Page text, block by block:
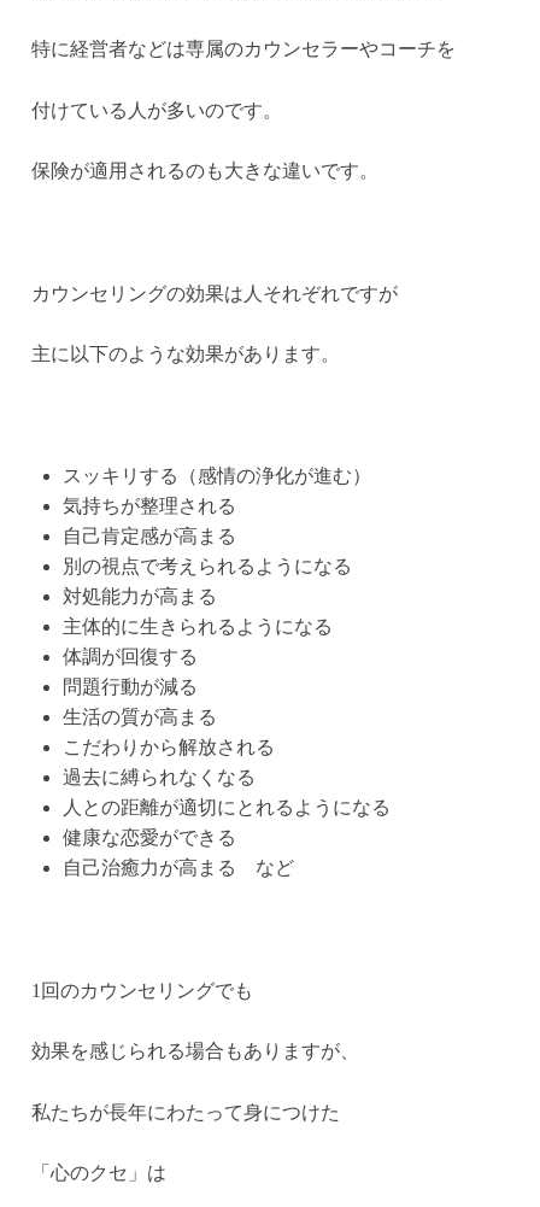
特に経営者などは専属のカウンセラーやコーチを
付けている人が多いのです。
保険が適用されるのも大きな違いです。
カウンセリングの効果は人それぞれですが
主に以下のような効果があります。
スッキリする（感情の浄化が進む）
気持ちが整理される
自己肯定感が高まる
別の視点で考えられるようになる
対処能力が高まる
主体的に生きられるようになる
体調が回復する
問題行動が減る
生活の質が高まる
こだわりから解放される
過去に縛られなくなる
人との距離が適切にとれるようになる
健康な恋愛ができる
自己治癒力が高まる など
1回のカウンセリングでも
効果を感じられる場合もありますが、
私たちが長年にわたって身につけた
「心のクセ」は